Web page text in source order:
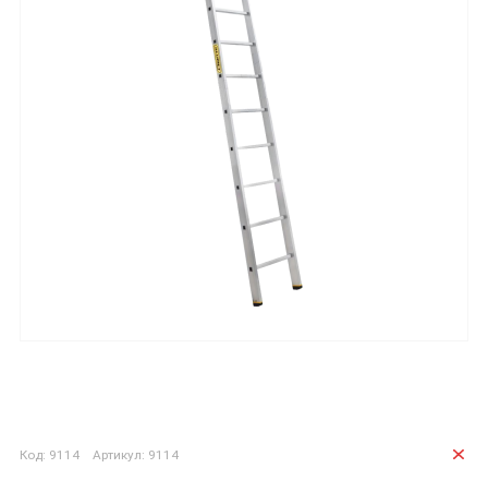
Код: 9114 Артикул: 9114